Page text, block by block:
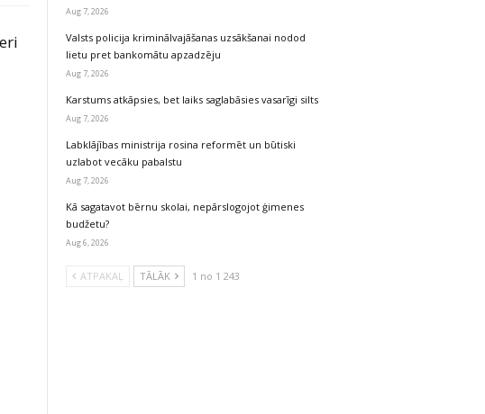
Aug 7, 2026
Valsts policija kriminālvajāšanas uzsākšanai nodod
lietu pret bankomātu apzadzēju
Aug 7, 2026
Karstums atkāpsies, bet laiks saglabāsies vasarīgi silts
Aug 7, 2026
Labklājības ministrija rosina reformēt un būtiski
uzlabot vecāku pabalstu
Aug 7, 2026
Kā sagatavot bērnu skolai, nepārslogojot ģimenes
budžetu?
Aug 6, 2026
ATPAKAĻ TĀLĀK 1 no 1 243